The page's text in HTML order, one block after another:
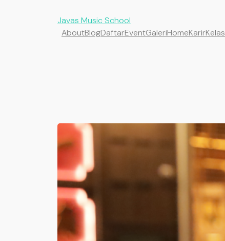
Javas Music School
AboutBlogDaftarEventGaleriHomeKarirKelas